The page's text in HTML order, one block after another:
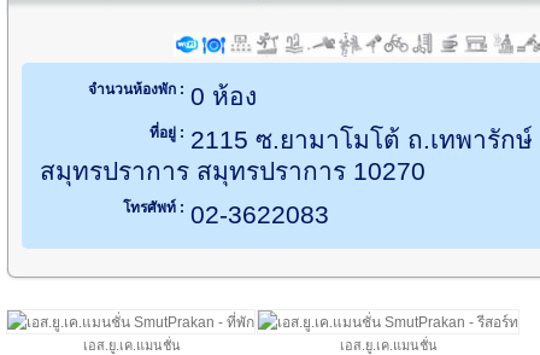
จำนวนห้องพัก : 0 ห้อง
ที่อยู่ : 2115 ซ.ยามาโมโต้ ถ.เทพารักษ์
สมุทรปราการ สมุทรปราการ 10270
โทรศัพท์ : 02-3622083
เอส.ยู.เค.แมนชั่น
เอส.ยู.เค.แมนชั่น